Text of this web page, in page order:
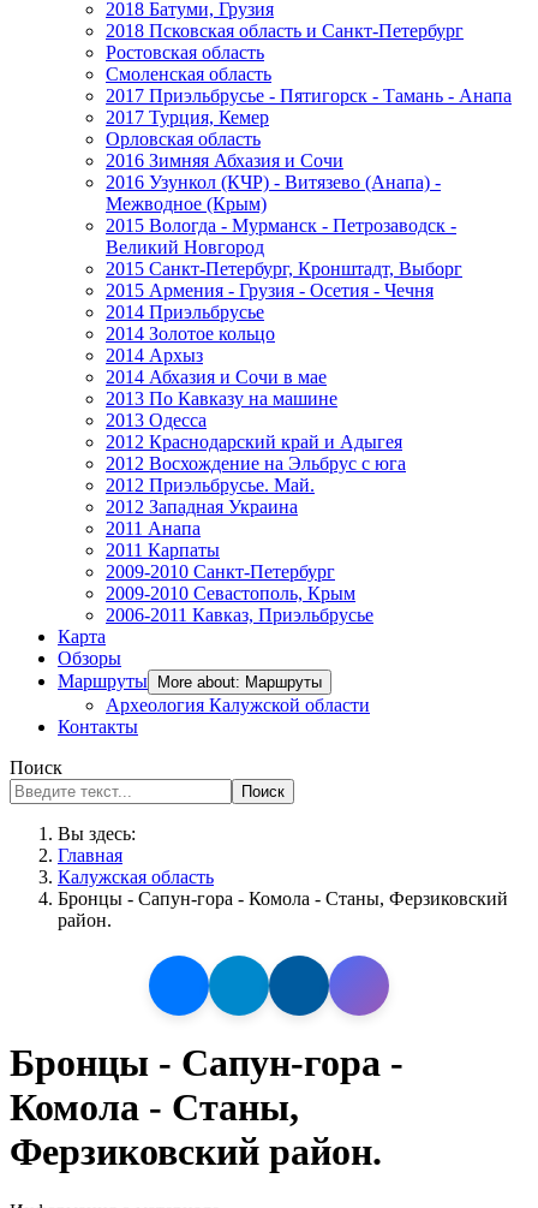
2018 Батуми, Грузия
2018 Псковская область и Санкт-Петербург
Ростовская область
Смоленская область
2017 Приэльбрусье - Пятигорск - Тамань - Анапа
2017 Турция, Кемер
Орловская область
2016 Зимняя Абхазия и Сочи
2016 Узункол (КЧР) - Витязево (Анапа) -
Межводное (Крым)
2015 Вологда - Мурманск - Петрозаводск -
Великий Новгород
2015 Санкт-Петербург, Кронштадт, Выборг
2015 Армения - Грузия - Осетия - Чечня
2014 Приэльбрусье
2014 Золотое кольцо
2014 Архыз
2014 Абхазия и Сочи в мае
2013 По Кавказу на машине
2013 Одесса
2012 Краснодарский край и Адыгея
2012 Восхождение на Эльбрус с юга
2012 Приэльбрусье. Май.
2012 Западная Украина
2011 Анапа
2011 Карпаты
2009-2010 Санкт-Петербург
2009-2010 Севастополь, Крым
2006-2011 Кавказ, Приэльбрусье
Карта
Обзоры
Маршруты
More about: Маршруты
Археология Калужской области
Контакты
Поиск
Поиск
Вы здесь:
Главная
Калужская область
Бронцы - Сапун-гора - Комола - Станы, Ферзиковский
район.
Бронцы - Сапун-гора -
Комола - Станы,
Ферзиковский район.